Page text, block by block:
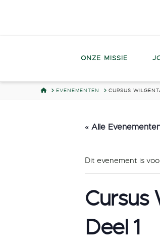
ONZE MISSIE
HOMEEVENEMENTEN CURSUS
« Alle
Dit evenement is
Cursus
Deel 1